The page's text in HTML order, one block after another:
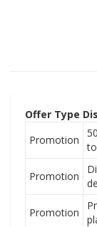
Offer Type
Promotion
Promotion
Promotion